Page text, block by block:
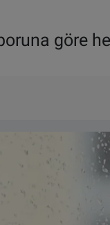
göre